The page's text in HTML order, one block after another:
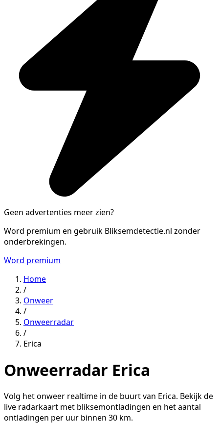
Geen advertenties meer zien?
Word premium en gebruik Bliksemdetectie.nl zonder
onderbrekingen.
Word premium
Home
/
Onweer
/
Onweerradar
/
Erica
Onweerradar Erica
Volg het onweer realtime in de buurt van Erica. Bekijk de
live radarkaart met bliksemontladingen en het aantal
ontladingen per uur binnen 30 km.